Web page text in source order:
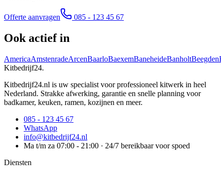
Offerte aanvragen 085 - 123 45 67
Ook actief in
AmericaAmstenradeArcenBaarloBaexemBaneheideBanholtBeegden
Kitbedrijf24.
Kitbedrijf24.nl is uw specialist voor professioneel kitwerk in heel
Nederland. Strakke afwerking, garantie en snelle planning voor
badkamer, keuken, ramen, kozijnen en meer.
085 - 123 45 67
WhatsApp
info@kitbedrijf24.nl
Ma t/m za 07:00 - 21:00 · 24/7 bereikbaar voor spoed
Diensten